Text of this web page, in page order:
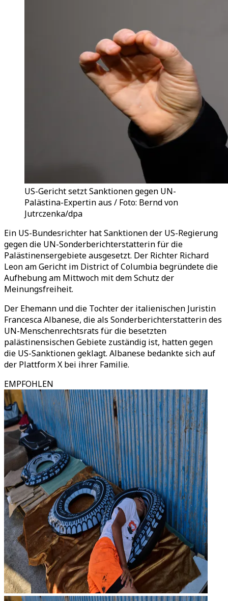
US-Gericht setzt Sanktionen gegen UN-
Palästina-Expertin aus / Foto: Bernd von
Jutrczenka/dpa
Ein US-Bundesrichter hat Sanktionen der US-Regierung
gegen die UN-Sonderberichterstatterin für die
Palästinensergebiete ausgesetzt. Der Richter Richard
Leon am Gericht im District of Columbia begründete die
Aufhebung am Mittwoch mit dem Schutz der
Meinungsfreiheit.
Der Ehemann und die Tochter der italienischen Juristin
Francesca Albanese, die als Sonderberichterstatterin des
UN-Menschenrechtsrats für die besetzten
palästinensischen Gebiete zuständig ist, hatten gegen
die US-Sanktionen geklagt. Albanese bedankte sich auf
der Plattform X bei ihrer Familie.
EMPFOHLEN